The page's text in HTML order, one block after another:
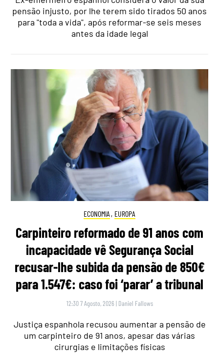
pensão injusto, por lhe terem sido tirados 50 anos
para "toda a vida", após reformar-se seis meses
antes da idade legal
ECONOMIA , EUROPA
Carpinteiro reformado de 91 anos com
incapacidade vê Segurança Social
recusar-lhe subida da pensão de 850€
para 1.547€: caso foi ‘parar’ a tribunal
12:30 7 Agosto, 2026 | Daniel Fallows
Justiça espanhola recusou aumentar a pensão de
um carpinteiro de 91 anos, apesar das várias
cirurgias e limitações físicas